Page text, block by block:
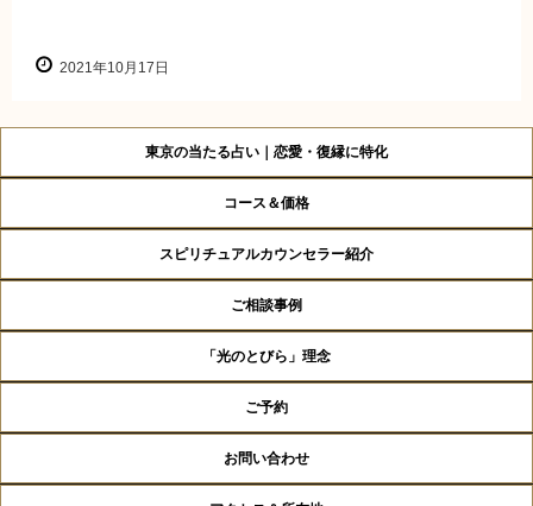
2021年10月17日
東京の当たる占い｜恋愛・復縁に特化
コース＆価格
スピリチュアルカウンセラー紹介
ご相談事例
「光のとびら」理念
ご予約
お問い合わせ